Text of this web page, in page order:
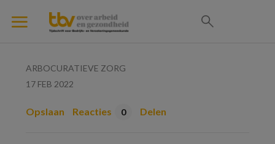
ARBOCURATIEVE ZORG
17 FEB 2022
Opslaan Reacties 0 Delen